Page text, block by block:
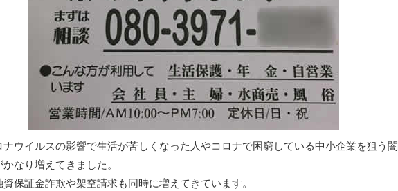
ナウイルスの影響で生活が苦しくなった人やコロナで困窮している中小企業を狙う闇
なり増えてきました。
資保証金詐欺や架空請求も同時に増えてきています。